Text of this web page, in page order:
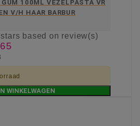
GUM 100ML VEZELPASTA VR
V/H HAAR BARBUR
based on review(s)
WINKELWAGEN